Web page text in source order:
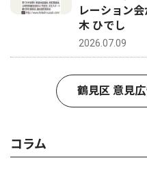
レーション
木 ひでし
2026.07.09
鶴見区 意見
コラム